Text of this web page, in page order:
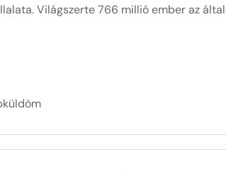
Világszerte 766 millió ember az